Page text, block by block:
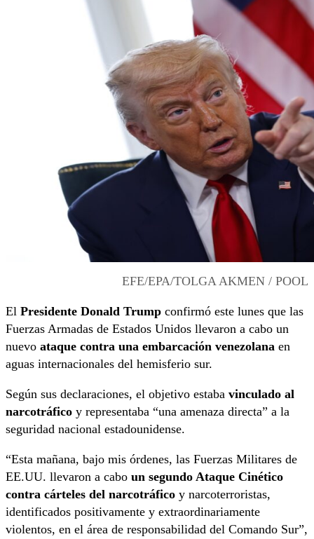
EFE/EPA/TOLGA AKMEN / POOL
El Presidente Donald Trump confirmó este lunes que las
Fuerzas Armadas de Estados Unidos llevaron a cabo un
nuevo ataque contra una embarcación venezolana en
aguas internacionales del hemisferio sur.
Según sus declaraciones, el objetivo estaba vinculado al
narcotráfico y representaba “una amenaza directa” a la
seguridad nacional estadounidense.
“Esta mañana, bajo mis órdenes, las Fuerzas Militares de
EE.UU. llevaron a cabo un segundo Ataque Cinético
contra cárteles del narcotráfico y narcoterroristas,
identificados positivamente y extraordinariamente
violentos, en el área de responsabilidad del Comando Sur”,